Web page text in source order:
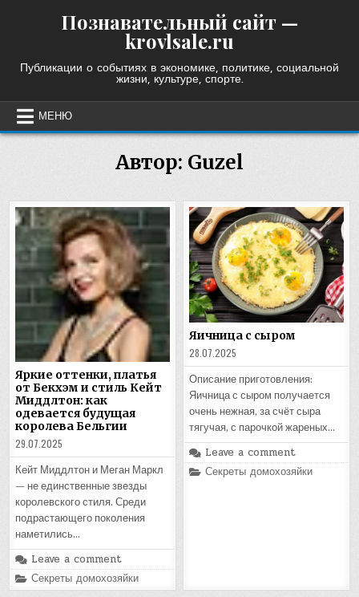
Познавательный сайт —
krovlsale.ru
Публикации о событиях в экономике, политике, социальной
жизни, культуре, спорте.
МЕНЮ
Автор: Guzel
Яркие оттенки, платья
от Бекхэм и стиль Кейт
Миддлтон: как
одевается будущая
королева Бельгии
29.07.2025
Кейт Миддлтон и Меган Маркл
— не единственные звезды
королевского стиля. Среди
подрастающего поколения
наметились…
Leave a comment
Posted
in
Секреты домохозяйки
Яичница с сыром
28.07.2025
Описание приготовления:
Яичница с сыром получается
очень нежная, за счёт сыра
тягучая, с парочкой жареных…
Leave a comment
Posted
Секреты домохозяйки